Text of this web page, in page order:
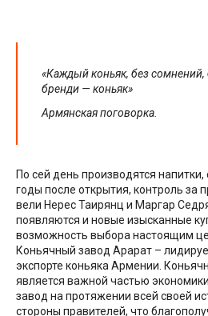
«Каждый коньяк, без
бренди — коньяк»
Армянская поговорка.
По сей день производятся
годы после открытия, контроль за
вели Нерес Таирянц и Маргар
появляются и новые изысканные
возможность выбора настоящим
Коньячный завод Арарат –
экспорте коньяка Армении.
является важной частью
завод на протяжении всей своей
стороны правителей, что